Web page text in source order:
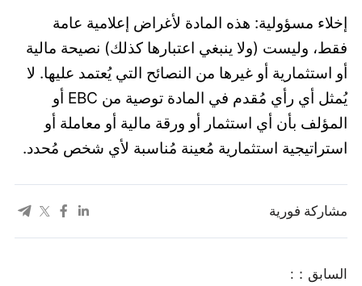
إخلاء مسؤولية: هذه المادة لأغراض إعلامية عامة
فقط، وليست (ولا ينبغي اعتبارها كذلك) نصيحة مالية
أو استثمارية أو غيرها من النصائح التي يُعتمد عليها. لا
يُمثل أي رأي مُقدم في المادة توصية من EBC أو
المؤلف بأن أي استثمار أو ورقة مالية أو معاملة أو
استراتيجية استثمارية مُعينة مُناسبة لأي شخص مُحدد.
مشاركة فورية
السابق：: